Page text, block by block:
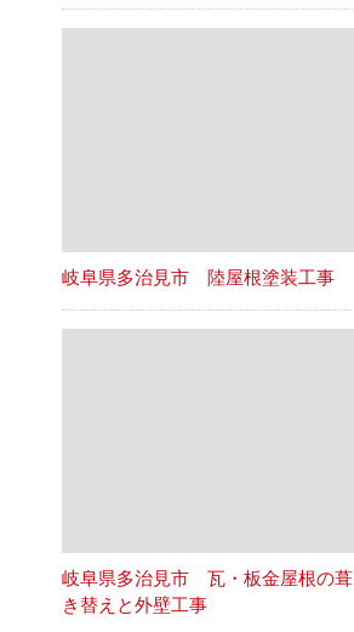
岐阜県多治見市 陸屋根塗装工事
岐阜県多治見市 瓦・板金屋根の葺
き替えと外壁工事